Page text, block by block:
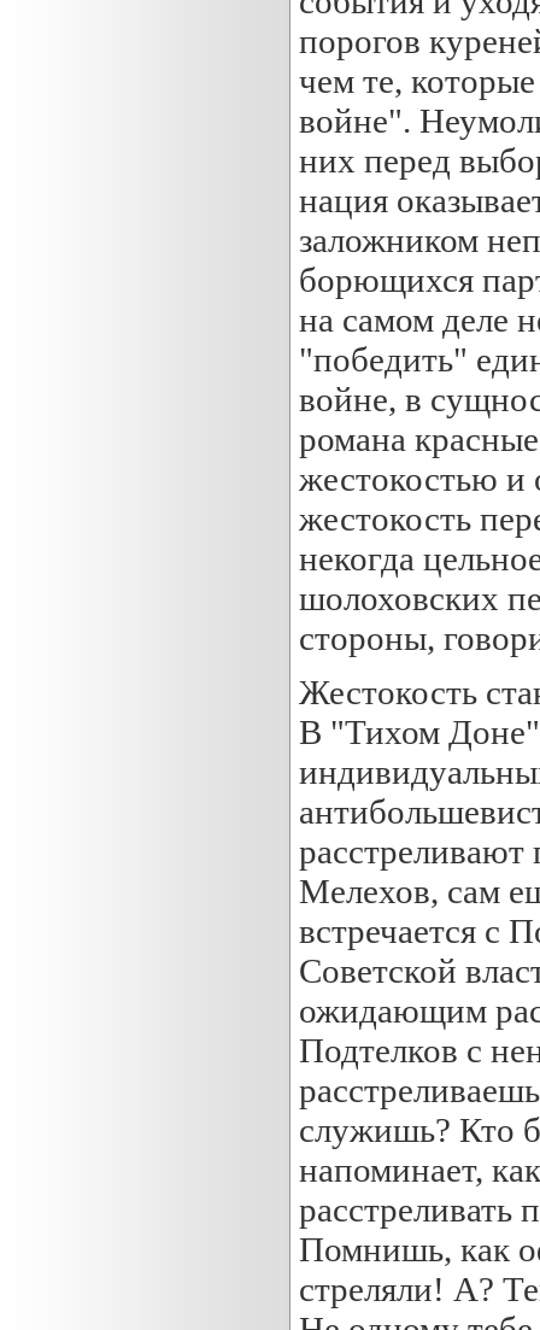
порогов
чем те,
войне".
них перед
нация
заложником
борющихся
на самом деле
"победить"
войне, в
романа
жестокостью и
жестокость
некогда
шолоховских
стороны,
Жестокость
В "Тихом Доне"
Мелехов, сам
встречается с
Советской
ожидающим
Подтелков с
служишь? Кто
напоминает,
Помнишь, как
стреляли! А?